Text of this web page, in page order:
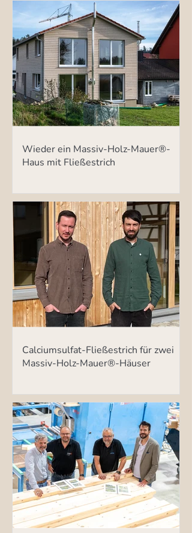
Wieder ein Massiv-Holz-Mauer®-
Haus mit Fließestrich
Calciumsulfat-Fließestrich für zwei
Massiv-Holz-Mauer®-Häuser